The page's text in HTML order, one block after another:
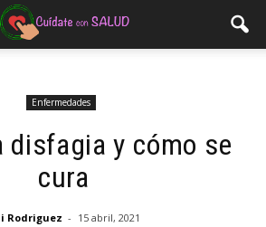
Enfermedades
disfagia y cómo se
cura
Rodriguez - 15 abril, 2021